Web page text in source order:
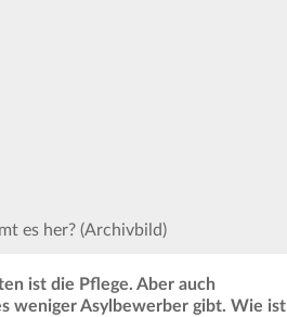
es her? (Archivbild)
ist die Pflege. Aber auch
weniger Asylbewerber gibt. Wie ist